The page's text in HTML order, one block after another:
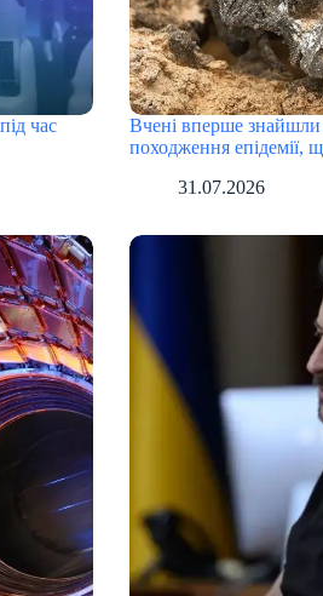
час
Вчені вперше знайшли
походження епідемії,
31.07.2026